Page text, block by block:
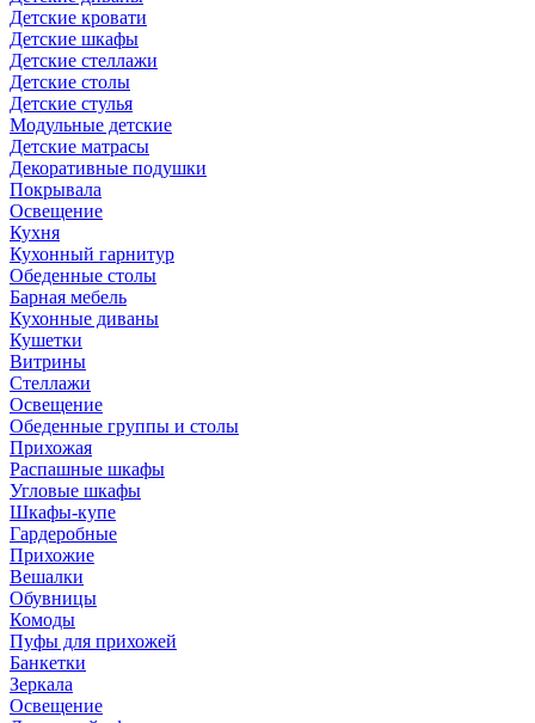
Детские кровати
Детские шкафы
Детские стеллажи
Детские столы
Детские стулья
Модульные детские
Детские матрасы
Декоративные подушки
Покрывала
Освещение
Кухня
Кухонный гарнитур
Обеденные столы
Барная мебель
Кухонные диваны
Кушетки
Витрины
Стеллажи
Освещение
Обеденные группы и столы
Прихожая
Распашные шкафы
Угловые шкафы
Шкафы-купе
Гардеробные
Прихожие
Вешалки
Обувницы
Комоды
Пуфы для прихожей
Банкетки
Зеркала
Освещение